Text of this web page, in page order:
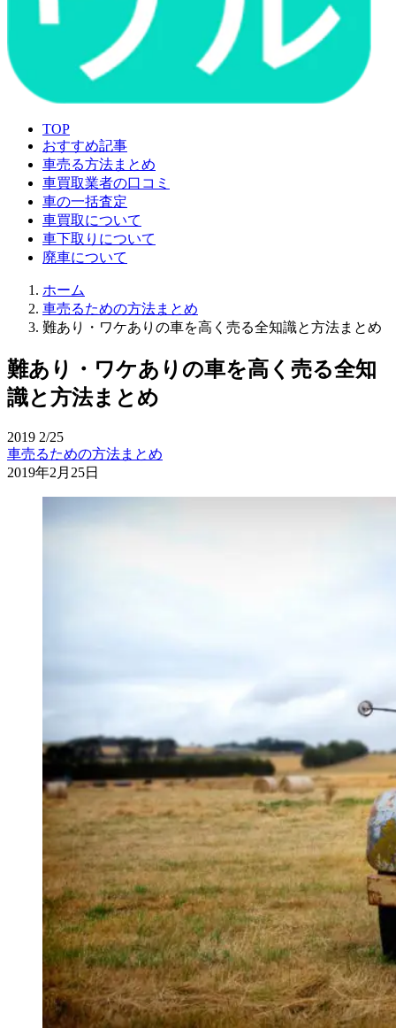
TOP
おすすめ記事
車売る方法まとめ
車買取業者の口コミ
車の一括査定
車買取について
車下取りについて
廃車について
ホーム
車売るための方法まとめ
難あり・ワケありの車を高く売る全知識と方法まとめ
難あり・ワケありの車を高く売る全知
識と方法まとめ
2019 2/25
車売るための方法まとめ
2019年2月25日